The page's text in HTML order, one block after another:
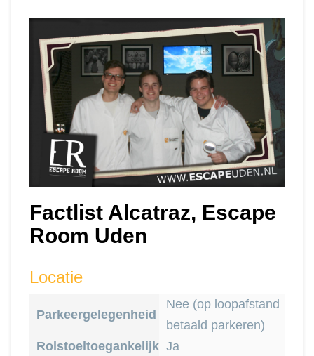
Factlist Alcatraz, Escape
Room Uden
Locatie
Parkeergelegenheid
Nee (op loopafstand
betaald parkeren)
Rolstoeltoegankelijk Ja